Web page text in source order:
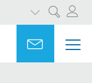
Ara
EK
Ask for
Portal